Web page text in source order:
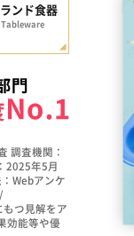
ンド食器
Tableware
調査機関：
2025年5月
Webアンケ
つ見解をア
効能等や優